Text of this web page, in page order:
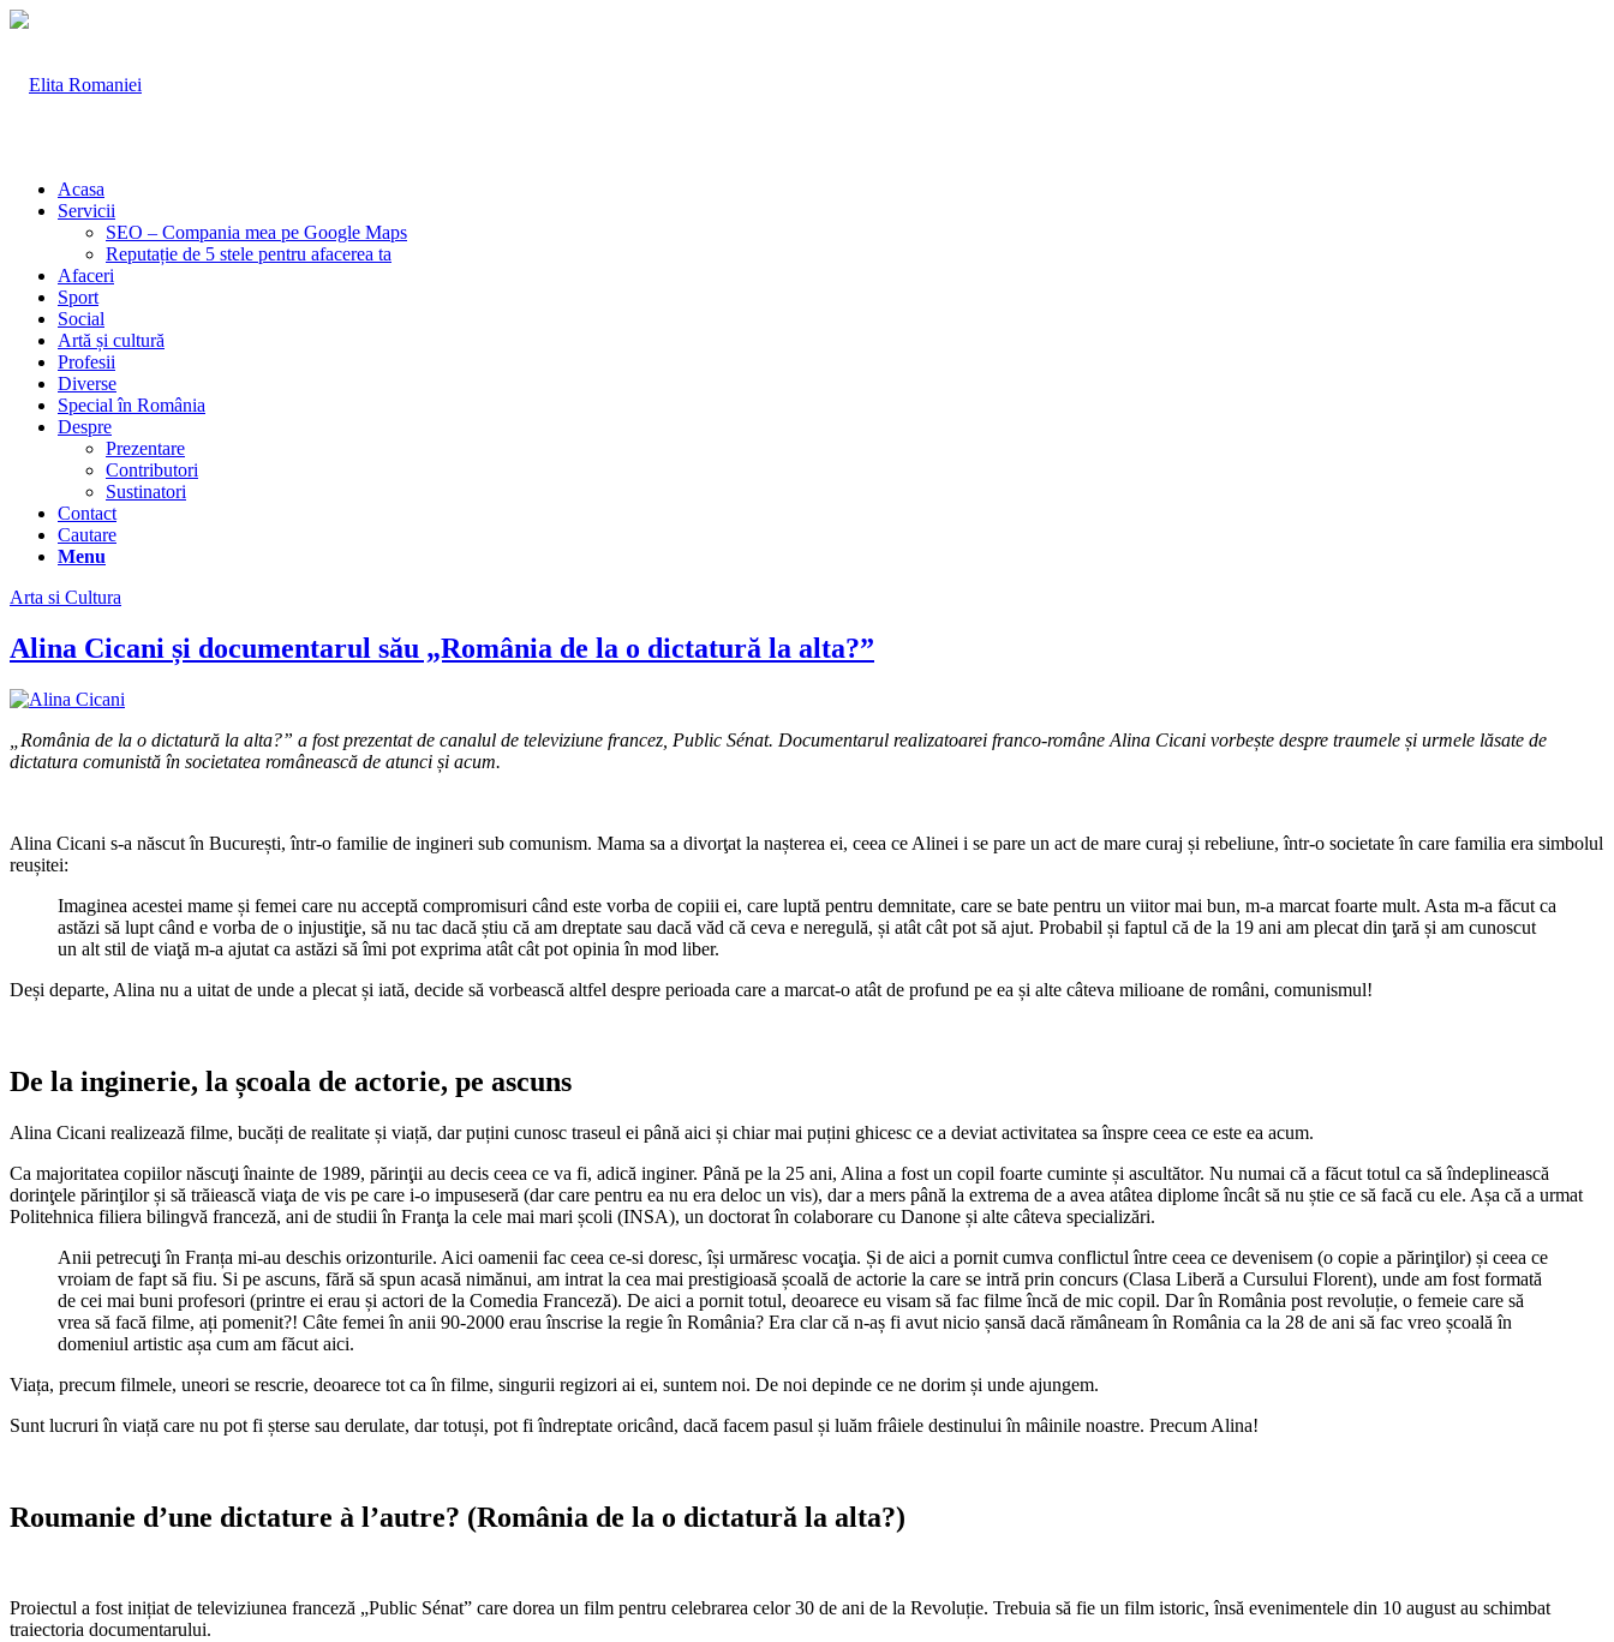
Acasa
Servicii
SEO – Compania mea pe Google Maps
Reputație de 5 stele pentru afacerea ta
Afaceri
Sport
Social
Artă și cultură
Profesii
Diverse
Special în România
Despre
Prezentare
Contributori
Sustinatori
Contact
Cautare
Menu
Arta si Cultura
Alina Cicani și documentarul său „România de la o dictatură la alta?”
„România de la o dictatură la alta?” a fost prezentat de canalul de televiziune francez, Public Sénat. Documentarul realizatoarei franco-române Alina Cicani vorbește despre traumele și urmele lăsate de
dictatura comunistă în societatea românească de atunci și acum.
Alina Cicani s-a născut în București, într-o familie de ingineri sub comunism. Mama sa a divorţat la nașterea ei, ceea ce Alinei i se pare un act de mare curaj și rebeliune, într-o societate în care familia era simbolul
reușitei:
Imaginea acestei mame și femei care nu acceptă compromisuri când este vorba de copiii ei, care luptă pentru demnitate, care se bate pentru un viitor mai bun, m-a marcat foarte mult. Asta m-a făcut ca
astăzi să lupt când e vorba de o injustiţie, să nu tac dacă știu că am dreptate sau dacă văd că ceva e neregulă, și atât cât pot să ajut. Probabil și faptul că de la 19 ani am plecat din ţară și am cunoscut
un alt stil de viaţă m-a ajutat ca astăzi să îmi pot exprima atât cât pot opinia în mod liber.
Deși departe, Alina nu a uitat de unde a plecat și iată, decide să vorbească altfel despre perioada care a marcat-o atât de profund pe ea și alte câteva milioane de români, comunismul!
De la inginerie, la școala de actorie, pe ascuns
Alina Cicani realizează filme, bucăți de realitate și viață, dar puțini cunosc traseul ei până aici și chiar mai puțini ghicesc ce a deviat activitatea sa înspre ceea ce este ea acum.
Ca majoritatea copiilor născuţi înainte de 1989, părinţii au decis ceea ce va fi, adică inginer. Până pe la 25 ani, Alina a fost un copil foarte cuminte și ascultător. Nu numai că a făcut totul ca să îndeplinească
dorinţele părinţilor și să trăiească viaţa de vis pe care i-o impuseseră (dar care pentru ea nu era deloc un vis), dar a mers până la extrema de a avea atâtea diplome încât să nu știe ce să facă cu ele. Așa că a urmat
Politehnica filiera bilingvă franceză, ani de studii în Franţa la cele mai mari școli (INSA), un doctorat în colaborare cu Danone și alte câteva specializări.
Anii petrecuţi în Franța mi-au deschis orizonturile. Aici oamenii fac ceea ce-si doresc, își urmăresc vocaţia. Și de aici a pornit cumva conflictul între ceea ce devenisem (o copie a părinţilor) și ceea ce
vroiam de fapt să fiu. Si pe ascuns, fără să spun acasă nimănui, am intrat la cea mai prestigioasă școală de actorie la care se intră prin concurs (Clasa Liberă a Cursului Florent), unde am fost formată
de cei mai buni profesori (printre ei erau și actori de la Comedia Franceză). De aici a pornit totul, deoarece eu visam să fac filme încă de mic copil. Dar în România post revoluție, o femeie care să
vrea să facă filme, ați pomenit?! Câte femei în anii 90-2000 erau înscrise la regie în România? Era clar că n-aș fi avut nicio șansă dacă rămâneam în România ca la 28 de ani să fac vreo școală în
domeniul artistic așa cum am făcut aici.
Viața, precum filmele, uneori se rescrie, deoarece tot ca în filme, singurii regizori ai ei, suntem noi. De noi depinde ce ne dorim și unde ajungem.
Sunt lucruri în viață care nu pot fi șterse sau derulate, dar totuși, pot fi îndreptate oricând, dacă facem pasul și luăm frâiele destinului în mâinile noastre. Precum Alina!
Roumanie d’une dictature à l’autre? (România de la o dictatură la alta?)
Proiectul a fost inițiat de televiziunea franceză „Public Sénat” care dorea un film pentru celebrarea celor 30 de ani de la Revoluție. Trebuia să fie un film istoric, însă evenimentele din 10 august au schimbat
traiectoria documentarului.